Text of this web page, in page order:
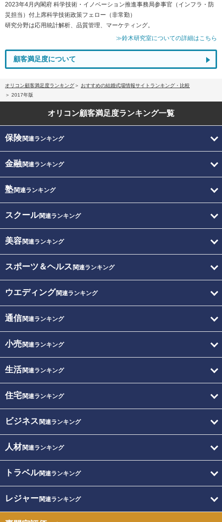
2023年4月内閣府 科学技術・イノベーション推進事務局参事官（インフラ・防
災担当）付上席科学技術政策フェロー（非常勤）
研究分野は応用統計解析、品質管理、マーケティング。
≫鈴木研究室についての詳細はこちら
顧客満足度について
オリコン顧客満足度ランキング
おすすめの結婚式場情報サイトランキング・比較
2017年版
オリコン顧客満足度ランキング一覧
保険関連ランキング
金融関連ランキング
塾関連ランキング
スクール関連ランキング
美容関連ランキング
スポーツ＆ヘルス 関連ランキング
ウエディング関連ランキング
通信関連ランキング
小売関連ランキング
生活関連ランキング
住宅関連ランキング
ビジネス 関連ランキング
人材関連ランキング
トラベル関連ランキング
レジャー関連ランキング